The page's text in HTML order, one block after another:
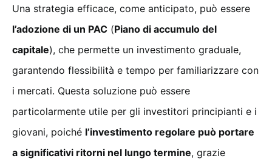
Una strategia efficace, come anticipato, può essere
l’adozione di un PAC (Piano di accumulo del
capitale), che permette un investimento graduale,
garantendo flessibilità e tempo per familiarizzare con
i mercati. Questa soluzione può essere
particolarmente utile per gli investitori principianti e i
giovani, poiché l’investimento regolare può portare
a significativi ritorni nel lungo termine, grazie